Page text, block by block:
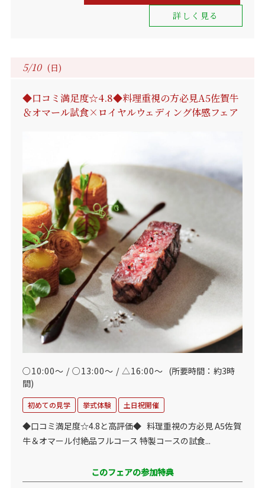
詳しく見る
5/10 (日)
◆口コミ満足度☆4.8◆料理重視の方必見A5佐賀牛
＆オマール試食×ロイヤルウェディング体感フェア
○10:00～ / ○13:00～ / △16:00～ (所要時間：約3時
間)
初めての見学 挙式体験 土日祝開催
◆口コミ満足度☆4.8と高評価◆ 料理重視の方必見 A5佐賀
牛＆オマール付絶品フルコース 特製コースの試食...
このフェアの参加特典